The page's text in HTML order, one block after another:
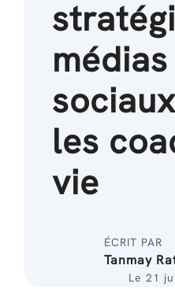
médias
les
vie
ÉCRIT PAR
Tanmay
Le 21